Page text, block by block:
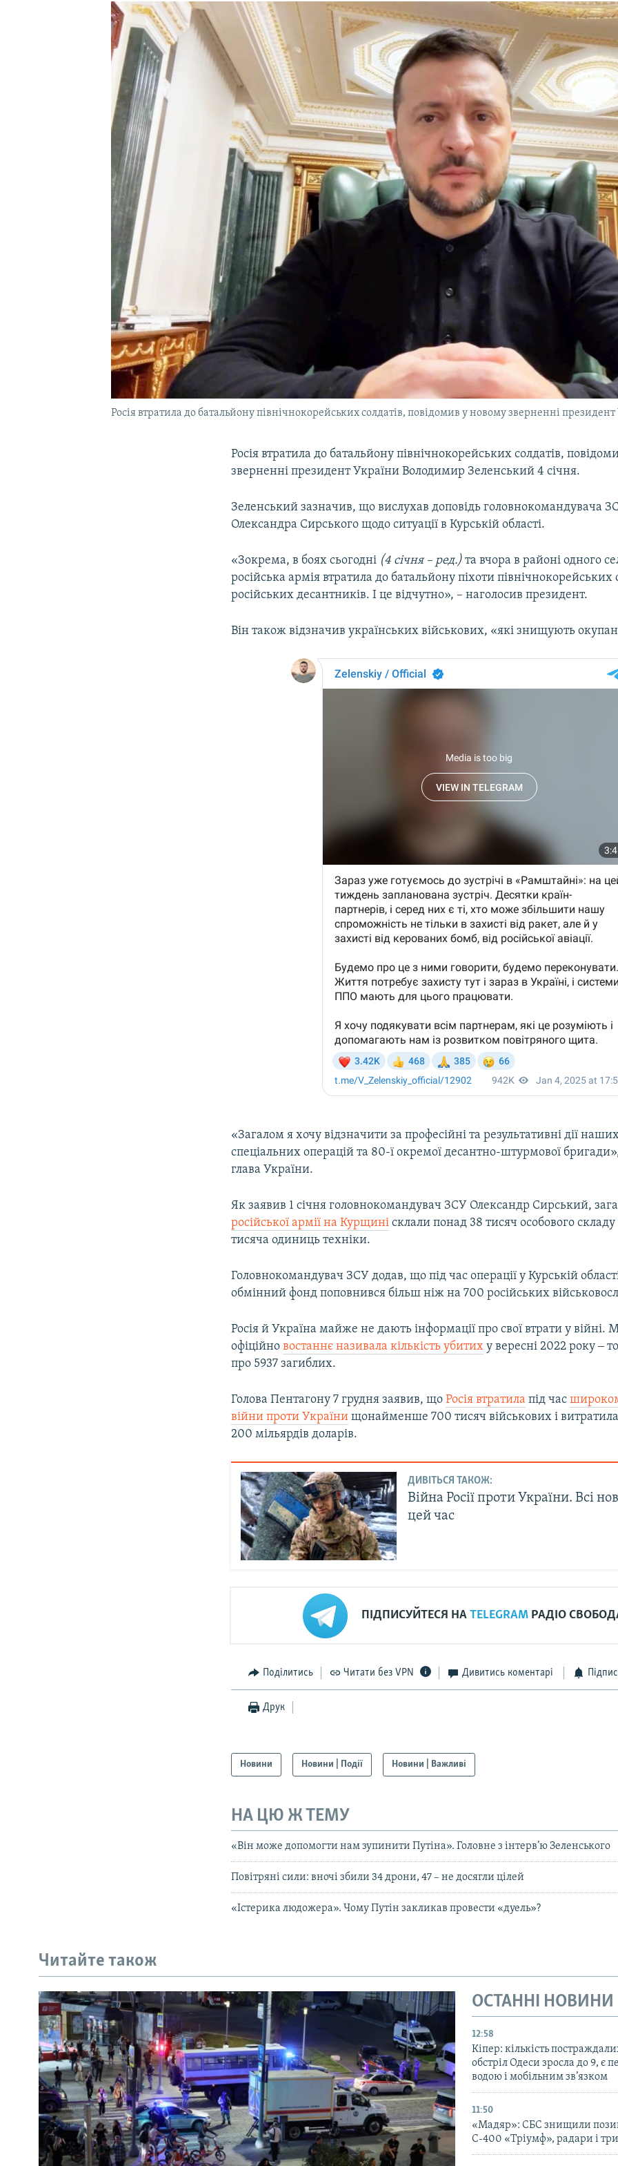
Росія втратила до батальйону північнокорейських солдатів, повідомив у новому зверненні
Росія втратила до батальйону північнокорейських солдатів,
зверненні президент України Володимир Зеленський 4 січня.
Зеленський зазначив, що вислухав доповідь головнокомандувача
Олександра Сирського щодо ситуації в Курській області.
«Зокрема, в боях сьогодні (4 січня – ред.)та вчора в районі одного
російська армія втратила до батальйону піхоти північнокорейських
російських десантників. І це відчутно», – наголосив президент.
Він також відзначив українських військових, «які знищують
«Загалом я хочу відзначити за професійні та результативні дії
спеціальних операцій та 80-ї окремої десантно-штурмової
глава України.
Як заявив 1 січня головнокомандувач ЗСУ Олександр Сирський,
російської армії на Курщині склали понад 38 тисяч особового складу
тисяча одиниць техніки.
Головнокомандувач ЗСУ додав, що під час операції у Курській області
обмінний фонд поповнився більш ніж на 700 російських
Росія й Україна майже не дають інформації про свої втрати у війні.
офіційновостаннє називала кількість убитих у вересні 2022 року ‒
про 5937 загиблих.
Голова Пентагону 7 грудня заявив, щоРосія втратила під час
війни проти України щонайменше 700 тисяч військових і
200 мільярдів доларів.
ДИВІТЬСЯ ТАКОЖ:
Війна Росії проти України. Всі
цей час
ПІДПИСУЙТЕСЯ НАTELEGRAM РАДІО
Поділитись Читати без VPN Дивитись коментарі
Друк
Новини Новини | Події Новини | Важливі
НА ЦЮ Ж ТЕМУ
«Він може допомогти нам зупинити Путіна». Головне з інтерв’ю Зеленського
Повітряні сили: вночі збили 34 дрони, 47 – не досягли цілей
«Істерика людожера». Чому Путін закликав провести «дуель»?
Читайте також
ОСТАННІ НОВИНИ
12:58
Кіпер: кількість
обстріл Одеси зросла до 9, є
водою і мобільним зв’язком
11:50
«Мадяр»: СБС знищили
С-400 «Тріумф», радари і